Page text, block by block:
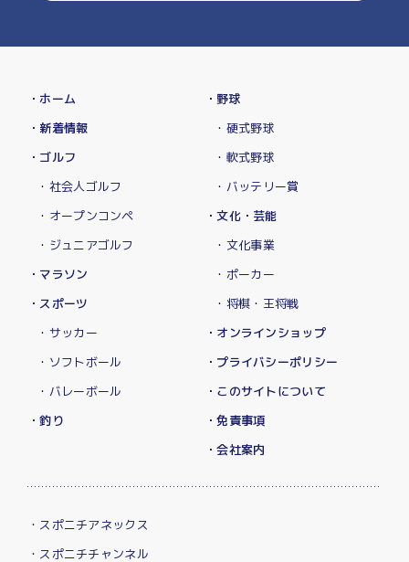
・ホーム
・新着情報
・ゴルフ
・社会人ゴルフ
・オープンコンペ
・ジュニアゴルフ
・マラソン
・スポーツ
・サッカー
・ソフトボール
・バレーボール
・釣り
・野球
・硬式野球
・軟式野球
・バッテリー賞
・文化・芸能
・文化事業
・ポーカー
・将棋・王将戦
・オンラインショップ
・プライバシーポリシー
・このサイトについて
・免責事項
・会社案内
・スポニチアネックス
・スポニチチャンネル